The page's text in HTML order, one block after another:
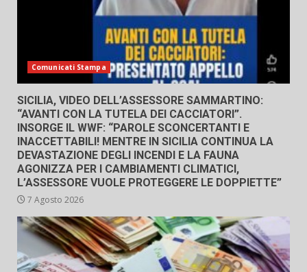
Comunicati Stampa
SICILIA, VIDEO DELL’ASSESSORE SAMMARTINO:
“AVANTI CON LA TUTELA DEI CACCIATORI”.
INSORGE IL WWF: “PAROLE SCONCERTANTI E
INACCETTABILI! MENTRE IN SICILIA CONTINUA LA
DEVASTAZIONE DEGLI INCENDI E LA FAUNA
AGONIZZA PER I CAMBIAMENTI CLIMATICI,
L’ASSESSORE VUOLE PROTEGGERE LE DOPPIETTE”
7 Agosto 2026